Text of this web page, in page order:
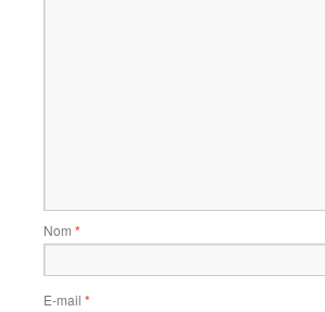
Nom *
E-mail *